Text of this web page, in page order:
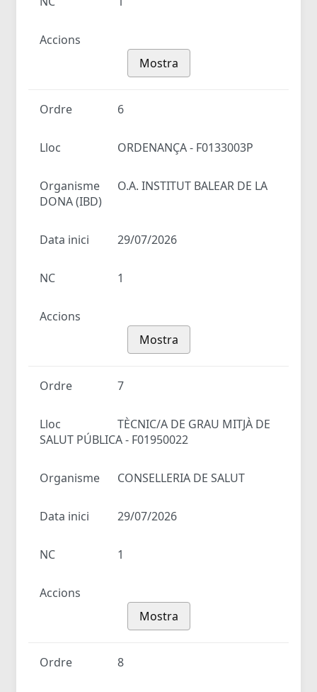
Accions
Mostra
Ordre 6
Lloc ORDENANÇA - F0133003P
Organisme
O.A. INSTITUT BALEAR DE LA
DONA (IBD)
Data inici 29/07/2026
NC 1
Accions
Mostra
Ordre 7
Lloc
TÈCNIC/A DE GRAU MITJÀ DE
SALUT PÚBLICA - F01950022
Organisme CONSELLERIA DE SALUT
Data inici 29/07/2026
NC 1
Accions
Mostra
Ordre 8